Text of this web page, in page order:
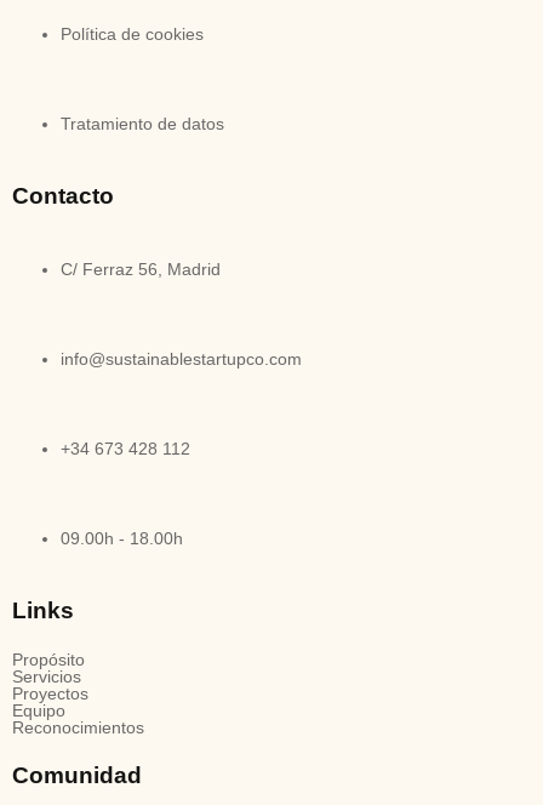
Política de cookies
Tratamiento de datos
Contacto
C/ Ferraz 56, Madrid
info@sustainablestartupco.com
+34 673 428 112
09.00h - 18.00h
Links
Propósito
Servicios
Proyectos
Equipo
Reconocimientos
Comunidad